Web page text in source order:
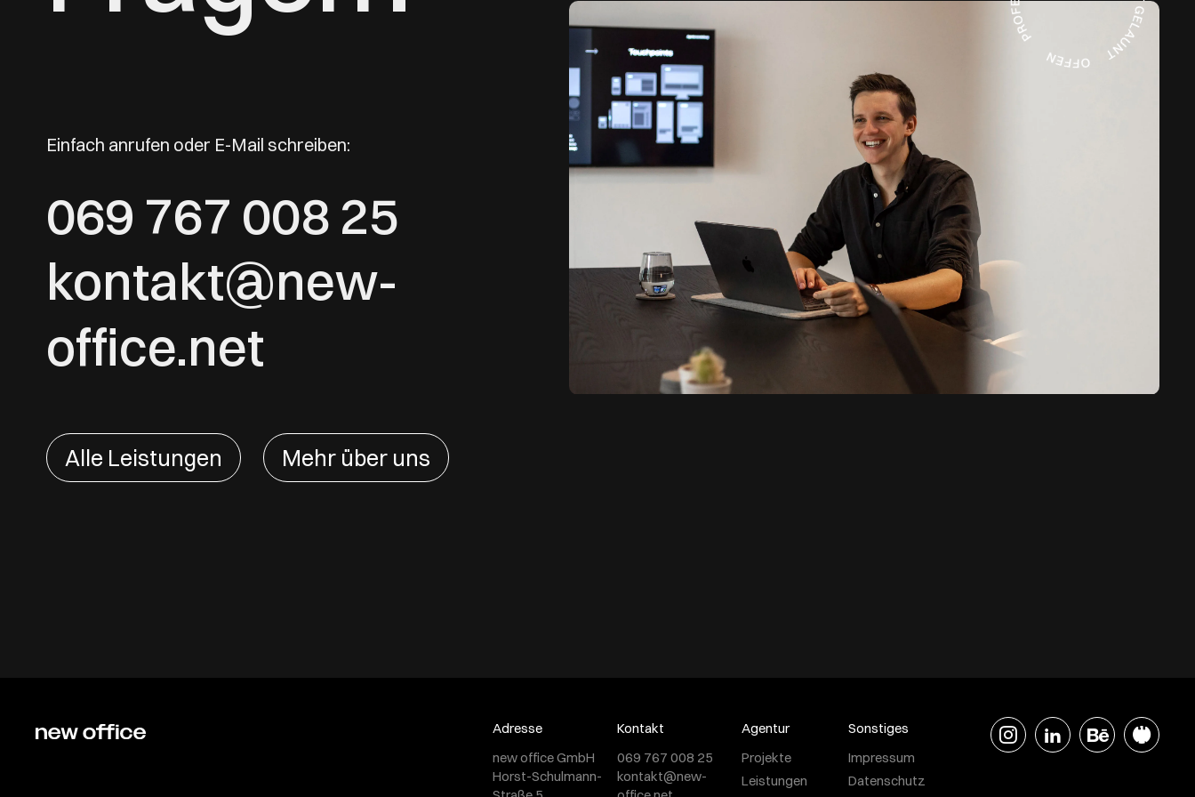
Einfach anrufen oder E-Mail schreiben:
069 767 008 25
kontakt@new-
office.net
Alle Leistungen Mehr über uns
Adresse
new office GmbH
Horst-Schulmann-
Kontakt
069 767 008 25
kontakt@new-
Agentur
Projekte
Leistungen
Sonstiges
Impressum
Datenschutz